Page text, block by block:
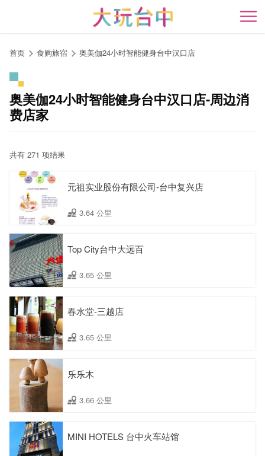
开
首页 食购旅宿 奥美伽24小时智能健身台中汉口店
奥美伽24小时智能健身台中汉口店-周边消
费店家
共有 271 项结果
元祖实业股份有限公司-台中复兴店
3.64 公里
Top City台中大远百
3.65 公里
春水堂-三越店
3.65 公里
乐乐木
3.66 公里
MINI HOTELS 台中火车站馆